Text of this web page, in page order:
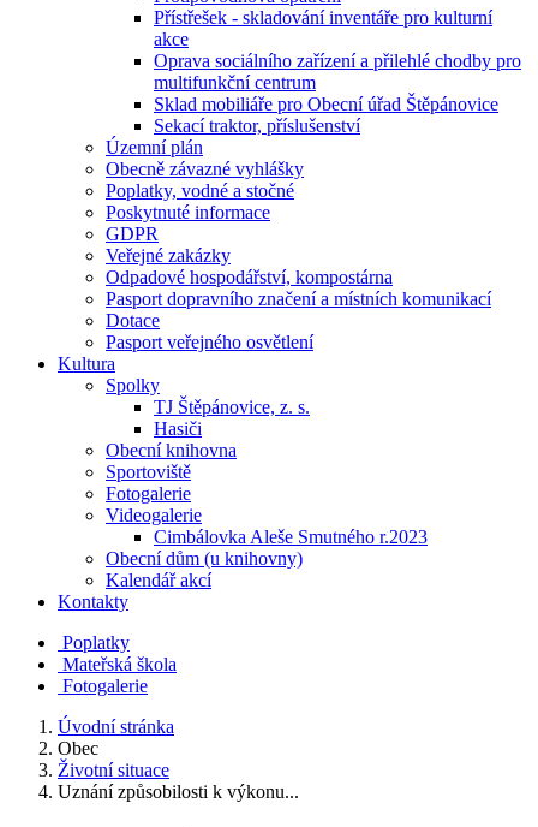
Přístřešek - skladování inventáře pro kulturní
akce
Oprava sociálního zařízení a přilehlé chodby pro
multifunkční centrum
Sklad mobiliáře pro Obecní úřad Štěpánovice
Sekací traktor, příslušenství
Územní plán
Obecně závazné vyhlášky
Poplatky, vodné a stočné
Poskytnuté informace
GDPR
Veřejné zakázky
Odpadové hospodářství, kompostárna
Pasport dopravního značení a místních komunikací
Dotace
Pasport veřejného osvětlení
Kultura
Spolky
TJ Štěpánovice, z. s.
Hasiči
Obecní knihovna
Sportoviště
Fotogalerie
Videogalerie
Cimbálovka Aleše Smutného r.2023
Obecní dům (u knihovny)
Kalendář akcí
Kontakty
Poplatky
Mateřská škola
Fotogalerie
Úvodní stránka
Obec
Životní situace
Uznání způsobilosti k výkonu...